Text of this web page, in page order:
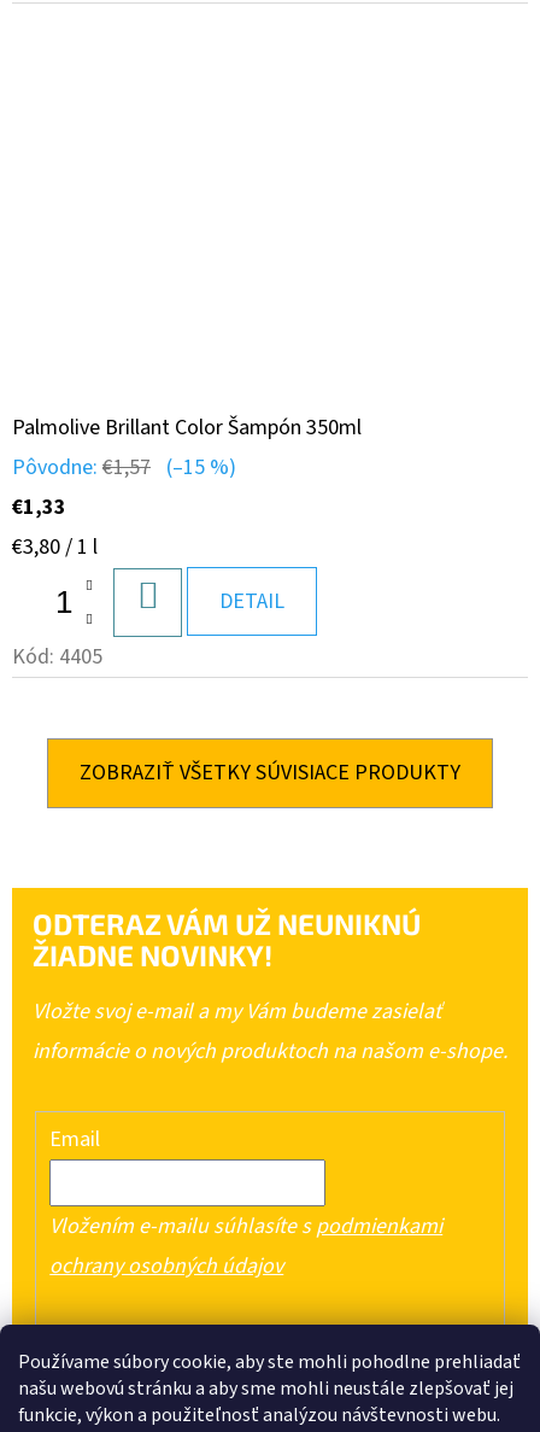
Používame súbory cookie, aby ste mohli pohodlne prehliadať
našu webovú stránku a aby sme mohli neustále zlepšovať jej
funkcie, výkon a použiteľnosť analýzou návštevnosti webu.
Palmolive Brillant Color Šampón 350ml
Pôvodne: €1,57 (–15 %)
€1,33
Jednotková
€3,80 / 1 l
KOŠÍKA
DETAIL
Kód: 4405
ZOBRAZIŤ VŠETKY SÚVISIACE PRODUKTY
ODTERAZ VÁM UŽ NEUNIKNÚ
ŽIADNE NOVINKY!
Vložte svoj e-mail a my Vám budeme zasielať
informácie o nových produktoch na našom e-shope.
Email
Vložením e-mailu súhlasíte spodmienkami
ochrany osobných údajov
PRIHLÁSIŤ SA